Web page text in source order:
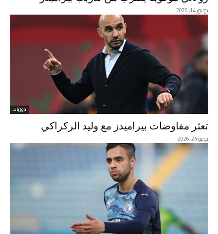
يوليوز 14, 2026
دوريات
تعثر مفاوضات بيراميدز مع وليد الركراكي
يونيو 24, 2026